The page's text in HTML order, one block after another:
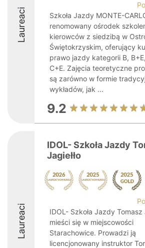
Laureaci
Szkoła Jazdy MONTE-
renomowany ośrodek
kierowców z siedzibą w
Świętokrzyskim, oferujący
prawo jazdy kategorii B,
C+E. Zajęcia teoretyczne
są zarówno w formie
wykładów, jak ...
9.2
Laureaci
IDOL- Szkoła Jazdy
Jagiełło
IDOL- Szkoła Jazdy Tomasz
mieści się w miejscowości
Starachowice. Prowadzi ją
licencjonowany instruktor